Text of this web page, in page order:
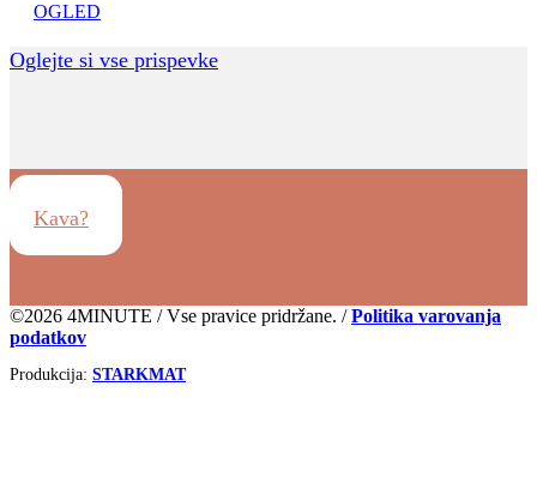
OGLED
Oglejte si vse prispevke
Kava?
©2026 4MINUTE / Vse pravice pridržane. /Politika varovanja
podatkov
Produkcija: STARKMAT